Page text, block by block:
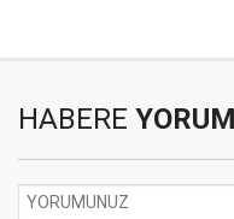
HABERE